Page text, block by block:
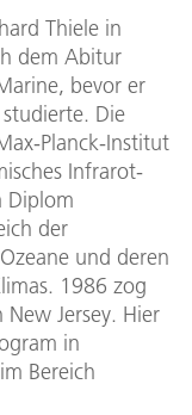
Thiele in
dem Abitur
bevor er
Die
Planck-Institut
Infrarot-
Diplom
der
und deren
1986 zog
Jersey. Hier
in
Bereich